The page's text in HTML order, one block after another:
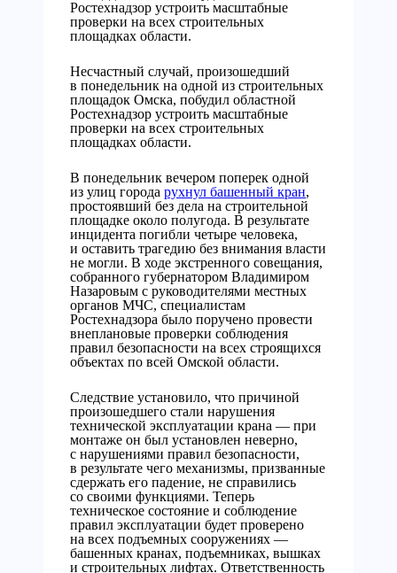
Ростехнадзор устроить масштабные
проверки на всех строительных
площадках области.
Несчастный случай, произошедший
в понедельник на одной из строительных
площадок Омска, побудил областной
Ростехнадзор устроить масштабные
проверки на всех строительных
площадках области.
В понедельник вечером поперек одной
из улиц города рухнул башенный кран,
простоявший без дела на строительной
площадке около полугода. В результате
инцидента погибли четыре человека,
и оставить трагедию без внимания власти
не могли. В ходе экстренного совещания,
собранного губернатором Владимиром
Назаровым с руководителями местных
органов МЧС, специалистам
Ростехнадзора было поручено провести
внеплановые проверки соблюдения
правил безопасности на всех строящихся
объектах по всей Омской области.
Следствие установило, что причиной
произошедшего стали нарушения
технической эксплуатации крана — при
монтаже он был установлен неверно,
с нарушениями правил безопасности,
в результате чего механизмы, призванные
сдержать его падение, не справились
со своими функциями. Теперь
техническое состояние и соблюдение
правил эксплуатации будет проверено
на всех подъемных сооружениях —
башенных кранах, подъемниках, вышках
и строительных лифтах. Ответственность